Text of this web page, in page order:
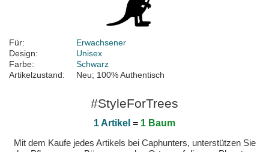
Für:
Erwachsener
Design:
Unisex
Farbe:
Schwarz
Artikelzustand:
Neu; 100% Authentisch
#StyleForTrees
1 Artikel = 1 Baum
Mit dem Kaufe jedes Artikels bei Caphunters, unterstützen Sie